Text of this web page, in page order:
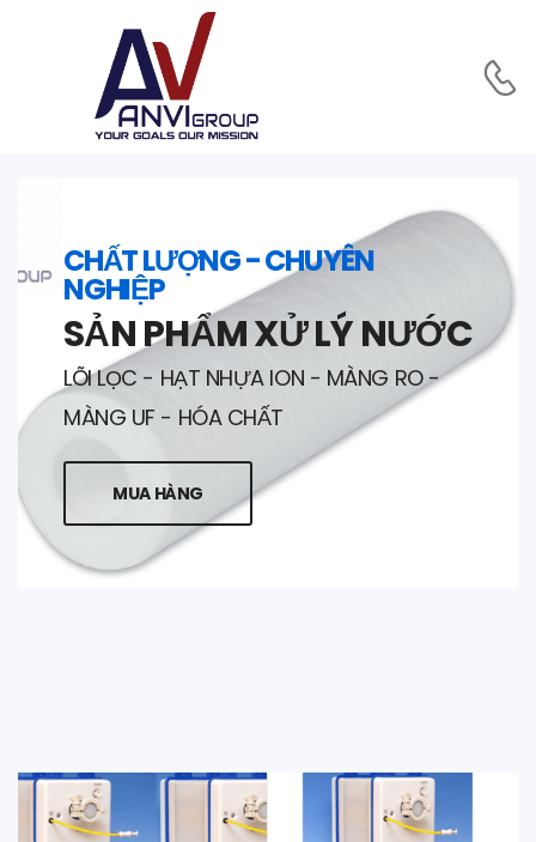
CHẤT LƯỢNG - CHUYÊN
NGHIỆP
SẢN PHẨM XỬ LÝ NƯỚC
LÕI LỌC - HẠT NHỰA ION - MÀNG RO -
MÀNG UF - HÓA CHẤT
MUA HÀNG